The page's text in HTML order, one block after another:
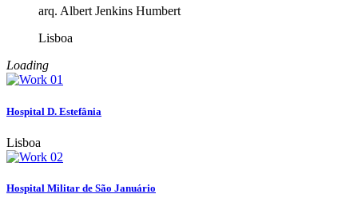
arq. Albert Jenkins Humbert
Lisboa
Loading
Hospital D. Estefânia
Lisboa
Hospital Militar de São Januário